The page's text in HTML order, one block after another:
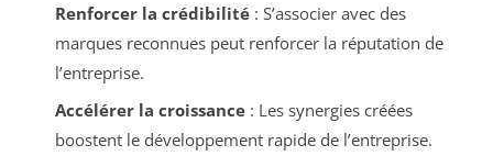
Renforcer la crédibilité: S’associer avec des
marques reconnues peut renforcer la réputation de
l’entreprise.
Accélérer la croissance: Les synergies créées
boostent le développement rapide de l’entreprise.